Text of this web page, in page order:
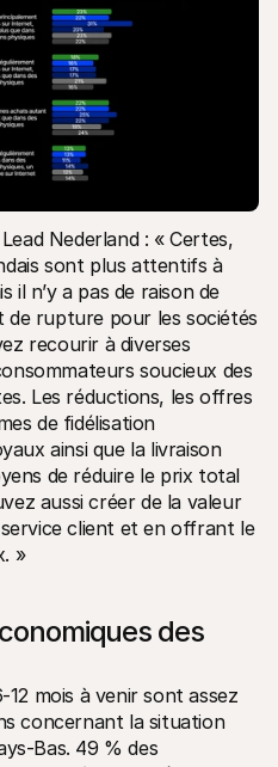
Nederland : « Certes,
sont plus attentifs à
il n’y a pas de raison de
de rupture pour les sociétés
recourir à diverses
soucieux des
Les réductions, les offres
de fidélisation
ainsi que la livraison
de réduire le prix total
aussi créer de la valeur
client et en offrant le
»
des
mois à venir sont assez
concernant la situation
Bas. 49 % des